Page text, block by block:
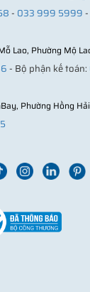
- 033 999 5999-
Lao, Phường Mộ
- Bộ phận kế toán:
Phường Hồng